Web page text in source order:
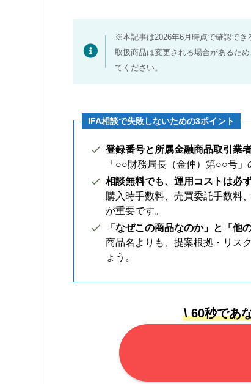
※本記事は2026年6月時点で確認でき
取扱商品は変更される場合があるた
てください。
IFA相談で失敗しないための3ポイント
登録番号と所属金融商品取引業
「○○財務局長（金仲）第○○号
相談無料でも、運用コストは必
購入時手数料、売買委託手数料
が重要です。
「なぜこの商品なのか」と「他
商品名よりも、提案根拠・リス
ょう。
\ 60秒であ